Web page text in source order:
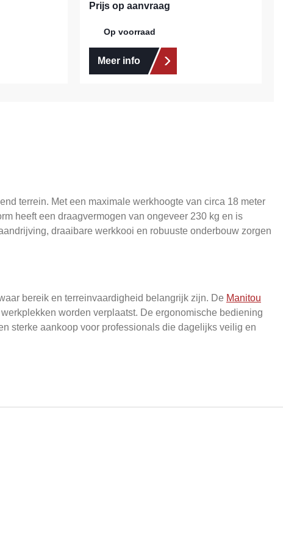
Prijs op aanvraag
Op voorraad
Meer info
terrein. Met een maximale werkhoogte van circa 18 meter
heeft een draagvermogen van ongeveer 230 kg en is
draaibare werkkooi en robuuste onderbouw zorgen
bereik en terreinvaardigheid belangrijk zijn. De Manitou
worden verplaatst. De ergonomische bediening
sterke aankoop voor professionals die dagelijks veilig en